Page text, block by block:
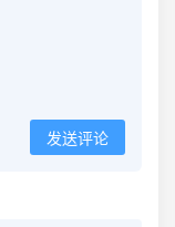
发送评论